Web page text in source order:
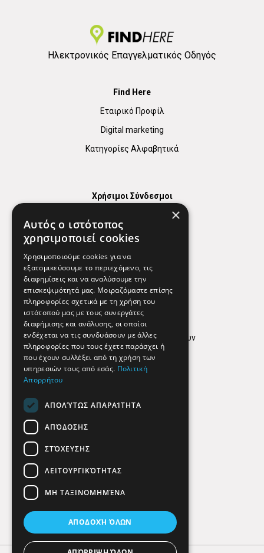
Ηλεκτρονικός Επαγγελματικός Οδηγός
Find Here
Εταιρικό Προφίλ
Digital marketing
Κατηγορίες Αλφαβητικά
Χρήσιμοι Σύνδεσμοι
Χρήσιμα Τηλέφωνα
Εφημερεύοντα Φαρμακεία
Απόρρητο
Όροι Χρήσης
Πολιτική προστασίας δεδομένων
Findhere
Social Media
×
Αυτός ο ιστότοπος
χρησιμοποιεί cookies
Χρησιμοποιούμε cookies για να
εξατομικεύσουμε το περιεχόμενο, τις
διαφημίσεις και να αναλύσουμε την
επισκεψιμότητά μας. Μοιραζόμαστε επίσης
πληροφορίες σχετικά με τη χρήση του
ιστότοπού μας με τους συνεργάτες
διαφήμισης και ανάλυσης, οι οποίοι
ενδέχεται να τις συνδυάσουν με άλλες
πληροφορίες που τους έχετε παράσχει ή
που έχουν συλλέξει από τη χρήση των
υπηρεσιών τους από εσάς. Πολιτική
Απορρήτου
ΑΠΟΛΎΤΩΣ ΑΠΑΡΑΊΤΗΤΑ
ΑΠΌΔΟΣΗΣ
ΣΤΌΧΕΥΣΗΣ
ΛΕΙΤΟΥΡΓΙΚΌΤΗΤΑΣ
ΜΗ ΤΑΞΙΝΟΜΗΜΈΝΑ
ΑΠΟΔΟΧΉ ΌΛΩΝ